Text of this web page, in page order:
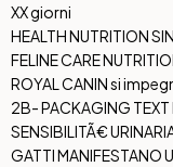
XX giorni
HEALTH NUTRITION
FELINE CARE
ROYAL CANIN si
2B- PACKAGING TEXT
SENSIBILITÃ€
GATTI MANIFESTANO